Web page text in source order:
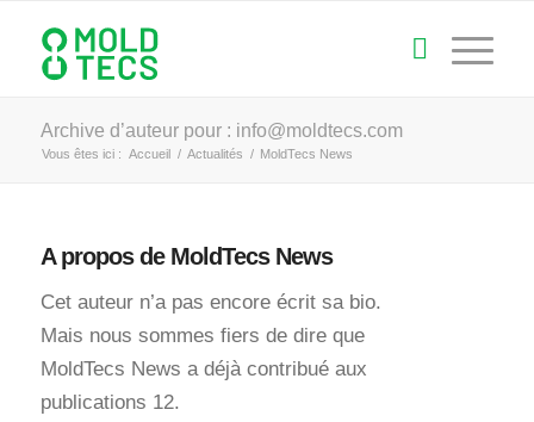
Archive d’auteur pour : info@moldtecs.com
Vous êtes ici : Accueil / Actualités / MoldTecs News
A propos de MoldTecs News
Cet auteur n’a pas encore écrit sa bio.
Mais nous sommes fiers de dire que
MoldTecs News a déjà contribué aux
publications 12.